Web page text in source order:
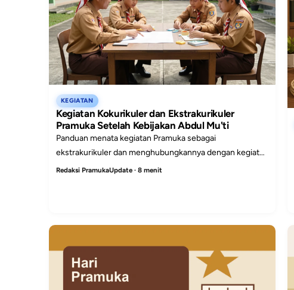
KEGIATAN
Kegiatan Kokurikuler dan Ekstrakurikuler
Pramuka Setelah Kebijakan Abdul Mu'ti
Panduan menata kegiatan Pramuka sebagai
ekstrakurikuler dan menghubungkannya dengan kegiatan
kokurikuler secara tertib, aman, dan berpusat pada
Redaksi PramukaUpdate · 8 menit